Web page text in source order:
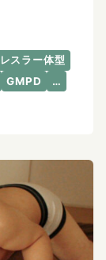
レスラー体型
GMPD …